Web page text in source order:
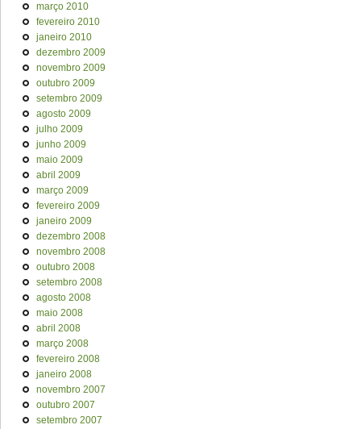
março 2010
fevereiro 2010
janeiro 2010
dezembro 2009
novembro 2009
outubro 2009
setembro 2009
agosto 2009
julho 2009
junho 2009
maio 2009
abril 2009
março 2009
fevereiro 2009
janeiro 2009
dezembro 2008
novembro 2008
outubro 2008
setembro 2008
agosto 2008
maio 2008
abril 2008
março 2008
fevereiro 2008
janeiro 2008
novembro 2007
outubro 2007
setembro 2007